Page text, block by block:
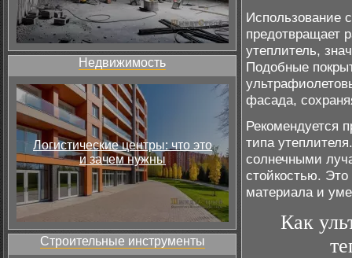
Недвижимость
Логистические центры: что это
и зачем нужны
Строительные инструменты
Использование
предотвращает
утеплитель,
Подобные
фасада,
Рекомендуется
типа
солнечными
стойкостью. Это
материала и
Как